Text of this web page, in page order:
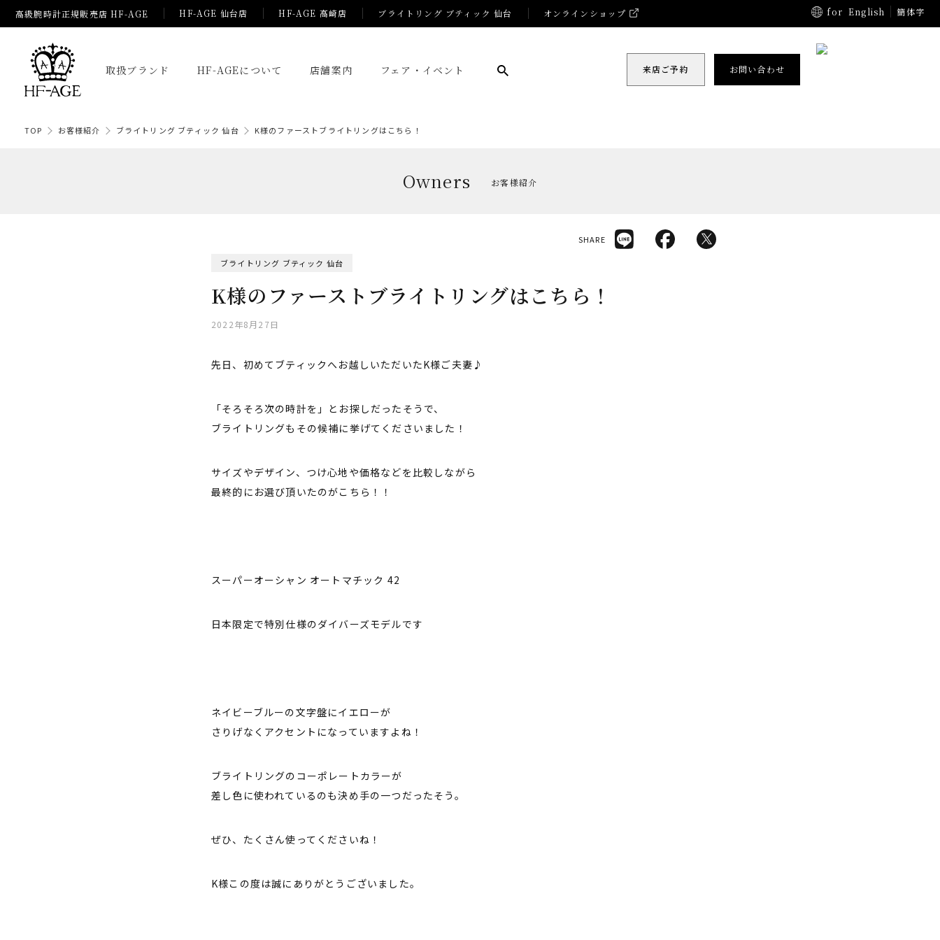
高級腕時計正規販売店 HF-AGE HF-AGE 仙台店 HF-AGE 高崎店 ブライトリング ブティック 仙台 オンラインショップ for English 簡体字
取扱ブランド HF-AGEについて 店舗案内 フェア・イベント 来店ご予約 お問い合わせ
TOP お客様紹介 ブライトリング ブティック 仙台 K様のファーストブライトリングはこちら！
Owners お客様紹介
ブライトリング ブティック 仙台
K様のファーストブライトリングはこちら！
2022年8月27日
SHARE
先日、初めてブティックへお越しいただいたK様ご夫妻♪
「そろそろ次の時計を」とお探しだったそうで、
ブライトリングもその候補に挙げてくださいました！
サイズやデザイン、つけ心地や価格などを比較しながら
最終的にお選び頂いたのがこちら！！
スーパーオーシャン オートマチック 42
日本限定で特別仕様のダイバーズモデルです
ネイビーブルーの文字盤にイエローが
さりげなくアクセントになっていますよね！
ブライトリングのコーポレートカラーが
差し色に使われているのも決め手の一つだったそう。
ぜひ、たくさん使ってくださいね！
K様この度は誠にありがとうございました。